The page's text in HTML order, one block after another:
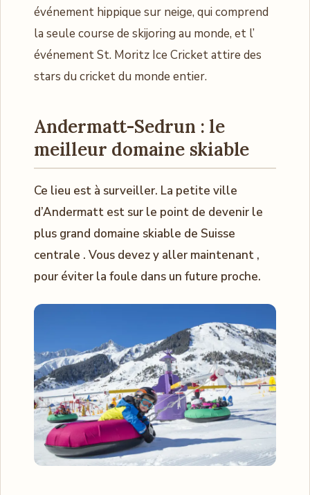
événement hippique sur neige, qui comprend
la seule course de skijoring au monde, et l’
événement St. Moritz Ice Cricket attire des
stars du cricket du monde entier.
Andermatt-Sedrun : le
meilleur domaine skiable
Ce lieu est à surveiller. La petite ville
d’Andermatt est sur le point de devenir le
plus grand domaine skiable de Suisse
centrale . Vous devez y aller maintenant ,
pour éviter la foule dans un future proche.